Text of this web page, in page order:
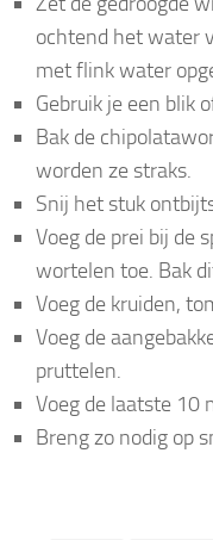
ochtend het water
met flink water
Gebruik je een blik
Bak de
worden ze straks.
Snij het stuk
Voeg de prei bij de
wortelen toe. Bak
Voeg de kruiden,
Voeg de
pruttelen.
Voeg de laatste 10
Breng zo nodig op